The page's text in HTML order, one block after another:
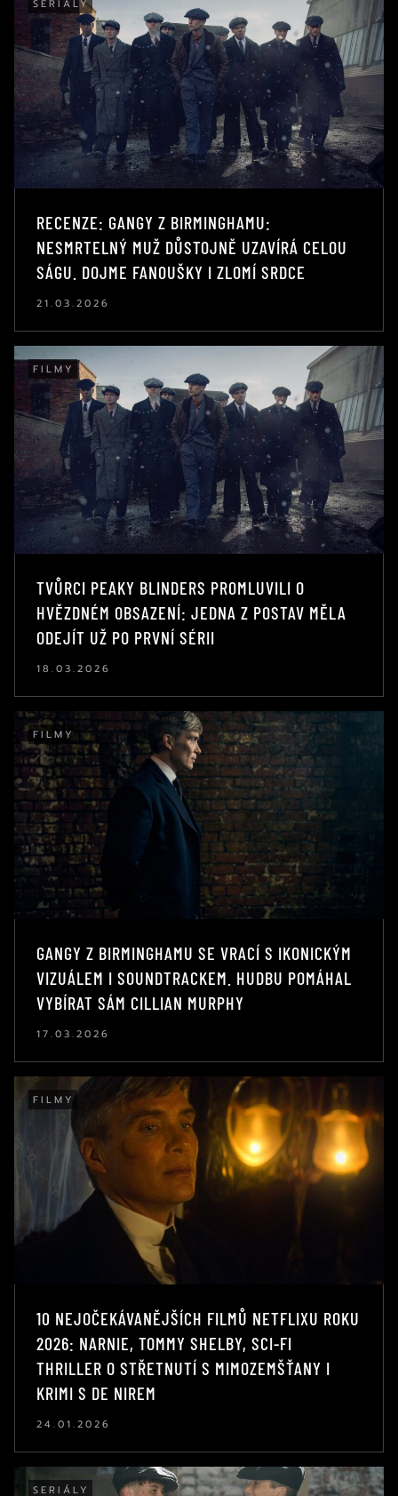
SERIÁLY
RECENZE: GANGY Z BIRMINGHAMU:
NESMRTELNÝ MUŽ DŮSTOJNĚ UZAVÍRÁ CELOU
SÁGU. DOJME FANOUŠKY I ZLOMÍ SRDCE
21.03.2026
FILMY
TVŮRCI PEAKY BLINDERS PROMLUVILI O
HVĚZDNÉM OBSAZENÍ: JEDNA Z POSTAV MĚLA
ODEJÍT UŽ PO PRVNÍ SÉRII
18.03.2026
FILMY
GANGY Z BIRMINGHAMU SE VRACÍ S IKONICKÝM
VIZUÁLEM I SOUNDTRACKEM. HUDBU POMÁHAL
VYBÍRAT SÁM CILLIAN MURPHY
17.03.2026
FILMY
10 NEJOČEKÁVANĚJŠÍCH FILMŮ NETFLIXU ROKU
2026: NARNIE, TOMMY SHELBY, SCI-FI
THRILLER O STŘETNUTÍ S MIMOZEMŠŤANY I
KRIMI S DE NIREM
24.01.2026
SERIÁLY